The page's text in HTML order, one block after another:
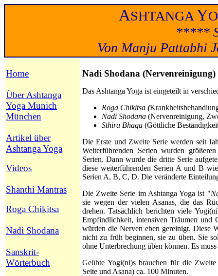
ASHTANGA Y
*****
Von Manju Pattabhi
Home
Über Ashtanga
Yoga Munich
München
Artikel über
Ashtanga Yoga
Videos
Shanthi Mantras
Roga Chikitsa
Nadi Shodana
Sanskrit-
Wörterbuch
Nadi Shodana (Nervenreinigung)
Das Ashtanga Yoga ist eingeteilt in
Roga Chikitsa (
Nadi Shodana (Nervenreinigung,
Sthira Bhaga (Göttliche
Die Erste und Zweite Serie werden seit
Weiterführenden Serien wurden
Serien. Dann wurde die dritte Serie
diese weiterführenden Serien A und B
Serien A, B, C, D. Die veränderte
Die Zweite Serie im Ashtanga Yoga ist "
sie wegen der vielen Asanas, die das
drehen. Tatsächlich berichten viele
Empfindlichkeit, intensiven Träumen und
würden die Nerven eben gereinigt. Diese
nicht zu früh beginnen, sie zu üben. Sie
ohne Unterbrechung üben können. Es
Geübte Yogi(ni)s brauchen für die
Seite und Asana) ca. 100 Minuten.